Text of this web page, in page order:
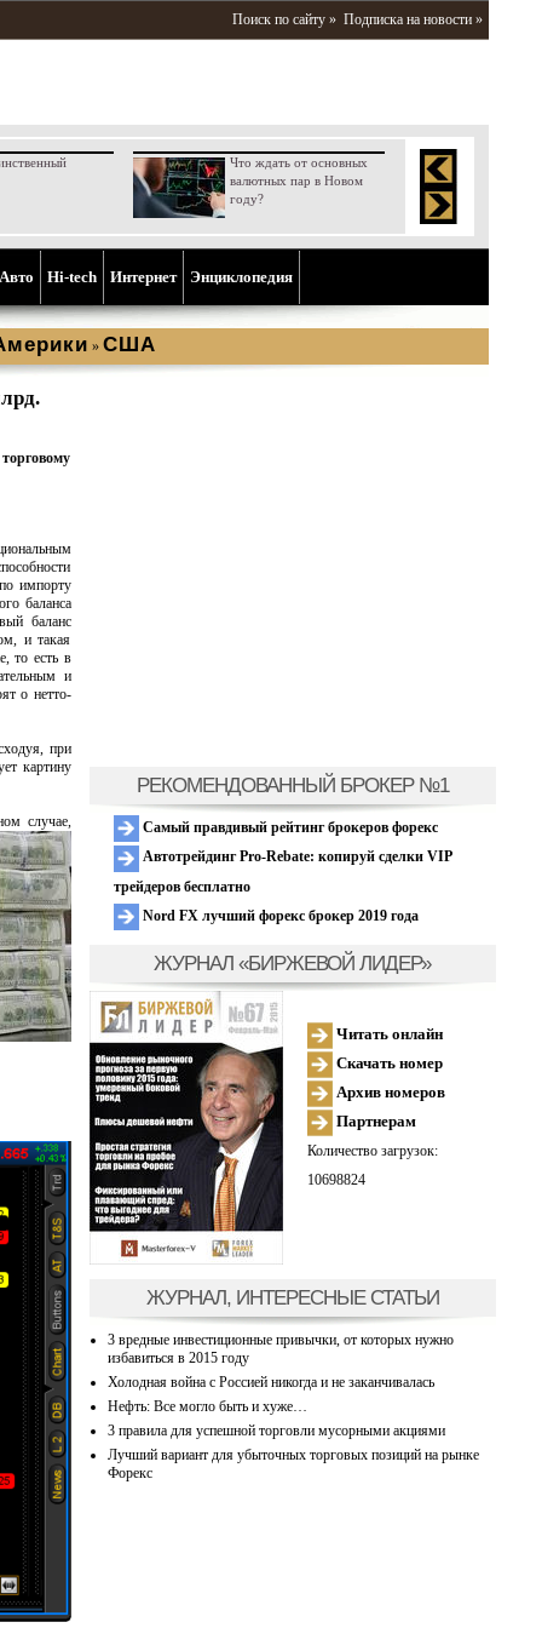
Поиск по сайту » Подписка на новости »
Что ждать от основных
валютных пар в Новом
году?
Aвто Hi-tech Интернет Энциклопедия
» США
импорту
баланса
баланс
и такая
то есть в
и
о нетто-
при
картину
случае,
РЕКОМЕНДОВАННЫЙ БРОКЕР №1
Самый правдивый рейтинг брокеров форекс
Автотрейдинг Pro-Rebate: копируй сделки VIP
трейдеров бесплатно
Nord FX лучший форекс брокер 2019 года
ЖУРНАЛ «БИРЖЕВОЙ ЛИДЕР»
Читать онлайн
Скачать номер
Архив номеров
Партнерам
Количество загрузок:
10698824
ЖУРНАЛ, ИНТЕРЕСНЫЕ СТАТЬИ
3 вредные инвестиционные привычки, от которых нужно
избавиться в 2015 году
Холодная война с Россией никогда и не заканчивалась
Нефть: Все могло быть и хуже…
3 правила для успешной торговли мусорными акциями
Лучший вариант для убыточных торговых позиций на рынке
Форекс